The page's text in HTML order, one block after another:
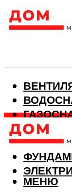
МЕНЮ